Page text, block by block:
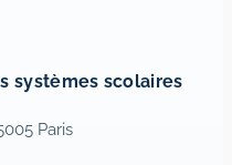
systèmes scolaires
Paris